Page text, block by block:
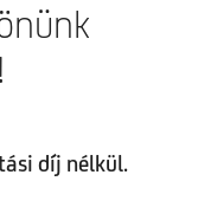
díj nélkül.